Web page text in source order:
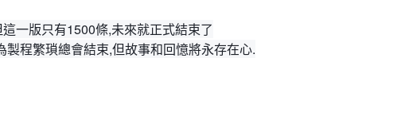
一版只有1500條,未來就正式結束了
製程繁瑣總會結束,但故事和回憶將永存在心.